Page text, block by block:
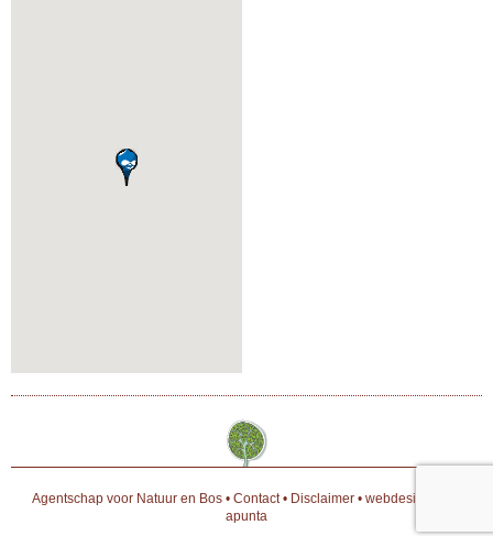
Agentschap voor Natuur en Bos• Contact• Disclaimer• webdesign door
apunta